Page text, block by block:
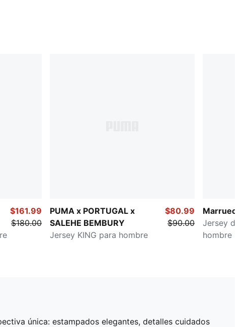
$161.99
$180.00
PUMA x PORTUGAL x
SALEHE BEMBURY
Jersey KING para hombre
$80.99
$90.00
Marruecos
Jersey de
hombre
única: estampados elegantes, detalles cuidados